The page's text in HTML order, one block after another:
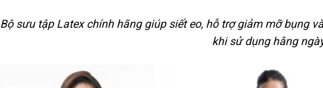
Bộ sưu tập Latex chính hãng giúp siết eo, hỗ trợ giảm mỡ bụng
khi sử dụng hằng